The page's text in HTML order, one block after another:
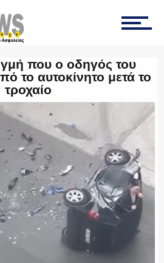
που ο οδηγός του
το αυτοκίνητο μετά το
τροχαίο